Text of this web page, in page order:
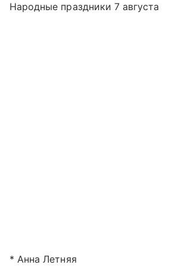
Народные праздники 7 августа
* Анна Летняя